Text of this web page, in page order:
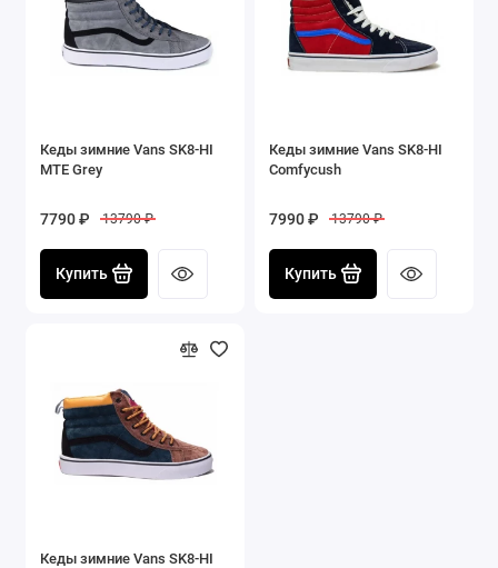
Кеды зимние Vans SK8-HI
MTE Grey
7790 ₽ 13790 ₽
Купить
Кеды зимние Vans SK8-HI
Comfycush
7990 ₽ 13790 ₽
Купить
Кеды зимние Vans SK8-HI